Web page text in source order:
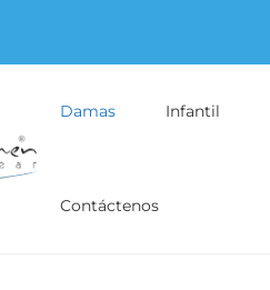
Damas Infantil
Contáctenos